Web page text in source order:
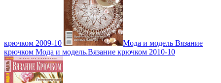
крючком 2009-10
Мода и модель Вязание
крючком Мода и модель.Вязание крючком 2010-10